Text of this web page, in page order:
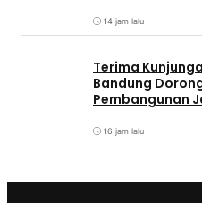
14 jam lalu
Terima
Bandung
Pembangunan
16 jam lalu